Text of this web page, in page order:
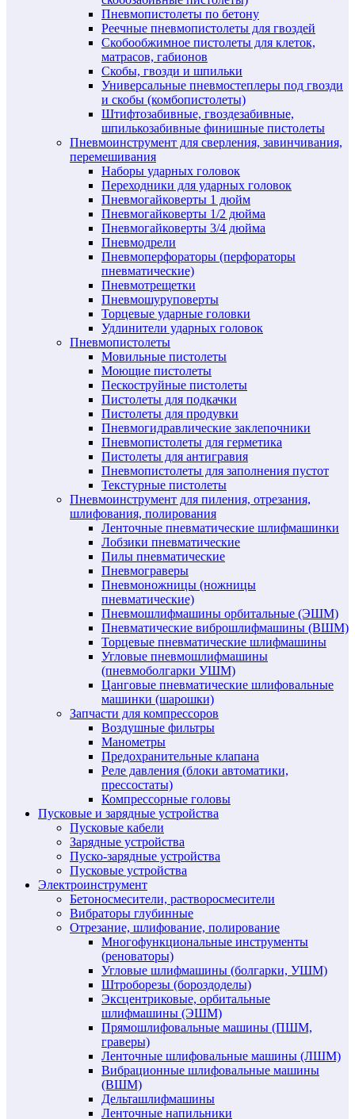
Пневмопистолеты по бетону
Реечные пневмопистолеты для гвоздей
Скобообжимное пистолеты для клеток,
матрасов, габионов
Скобы, гвозди и шпильки
Универсальные пневмостеплеры под гвозди
и скобы (комбопистолеты)
Штифтозабивные, гвоздезабивные,
шпилькозабивные финишные пистолеты
Пневмоинструмент для сверления, завинчивания,
перемешивания
Наборы ударных головок
Переходники для ударных головок
Пневмогайковерты 1 дюйм
Пневмогайковерты 1/2 дюйма
Пневмогайковерты 3/4 дюйма
Пневмодрели
Пневмоперфораторы (перфораторы
пневматические)
Пневмотрещетки
Пневмошуруповерты
Торцевые ударные головки
Удлинители ударных головок
Пневмопистолеты
Мовильные пистолеты
Моющие пистолеты
Пескоструйные пистолеты
Пистолеты для подкачки
Пистолеты для продувки
Пневмогидравлические заклепочники
Пневмопистолеты для герметика
Пистолеты для антигравия
Пневмопистолеты для заполнения пустот
Текстурные пистолеты
Пневмоинструмент для пиления, отрезания,
шлифования, полирования
Ленточные пневматические шлифмашинки
Лобзики пневматические
Пилы пневматические
Пневмограверы
Пневмоножницы (ножницы
пневматические)
Пневмошлифмашины орбитальные (ЭШМ)
Пневматические виброшлифмашины (ВШМ)
Торцевые пневматические шлифмашины
Угловые пневмошлифмашины
(пневмоболгарки УШМ)
Цанговые пневматические шлифовальные
машинки (шарошки)
Запчасти для компрессоров
Воздушные фильтры
Манометры
Предохранительные клапана
Реле давления (блоки автоматики,
прессостаты)
Компрессорные головы
Пусковые и зарядные устройства
Пусковые кабели
Зарядные устройства
Пуско-зарядные устройства
Пусковые устройства
Электроинструмент
Бетоносмесители, растворосмесители
Вибраторы глубинные
Отрезание, шлифование, полирование
Многофункциональные инструменты
(реноваторы)
Угловые шлифмашины (болгарки, УШМ)
Штроборезы (бороздоделы)
Эксцентриковые, орбитальные
шлифмашины (ЭШМ)
Прямошлифовальные машины (ПШМ,
граверы)
Ленточные шлифовальные машины (ЛШМ)
Вибрационные шлифовальные машины
(ВШМ)
Дельташлифмашины
Ленточные напильники